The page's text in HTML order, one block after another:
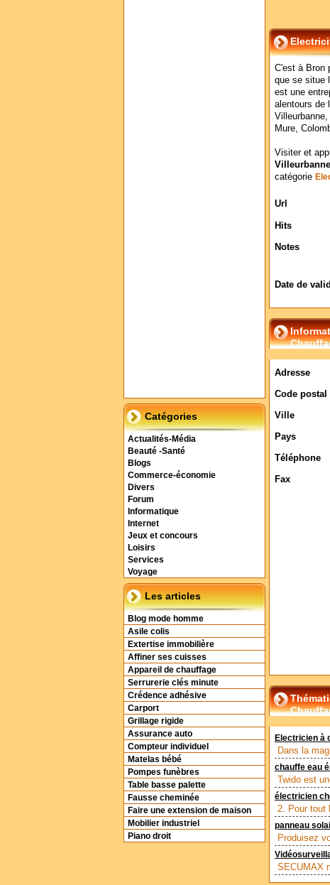
Catégories
Actualités-Média
Beauté -Santé
Blogs
Commerce-économie
Divers
Forum
Informatique
Internet
Jeux et concours
Loisirs
Services
Voyage
Les articles
Blog mode homme
Asile colis
Extertise immobilière
Affiner ses cuisses
Appareil de chauffage
Serrurerie clés minute
Crédence adhésive
Carport
Grillage rigide
Assurance auto
Compteur individuel
Matelas bébé
Pompes funèbres
Table basse palette
Fausse cheminée
Faire une extension de maison
Mobilier industriel
Piano droit
C'est à Bron
que se situe
est une
alentours de
Mure,
Visiter et
catégorie
Url
Hits
Notes
Date de
Adresse
Code postal
Ville
Pays
Téléphone
Fax
Electricien à
Dans la
chauffe eau
Twido est
électricien
2. Pour tout
panneau
Produisez
SECUMAX